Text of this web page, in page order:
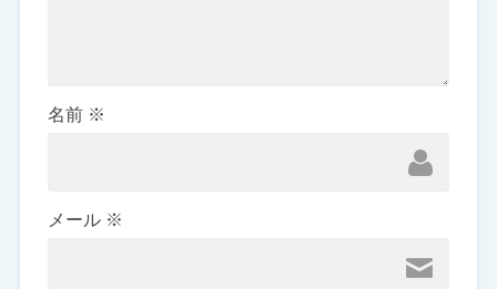
名前 ※
メール ※